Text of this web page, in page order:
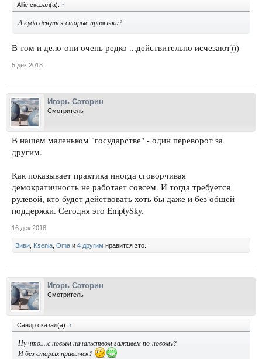
Allie сказал(а): ↑
А куда денутся старые привычки?
В том и дело-они очень редко ...действительно исчезают)))
5 дек 2018
Игорь Саторин
Смотритель
В нашем маленьком "государстве" - один переворот за
другим.
Как показывает практика иногда сговорчивая
демократичность не работает совсем. И тогда требуется
рулевой, кто будет действовать хоть бы даже и без общей
поддержки. Сегодня это EmptySky.
16 дек 2018
Виви Ksenia Oma и 4 другим нравится это.
Игорь Саторин
Смотритель
Сандр сказал(а): ↑
Ну что....с новым начальством заживем по-новому?
И без старых привычек?